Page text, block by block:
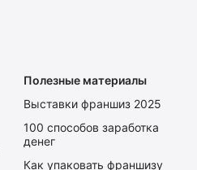
Полезные материалы
Выставки франшиз 2025
100 способов заработка
денег
Как упаковать франшизу